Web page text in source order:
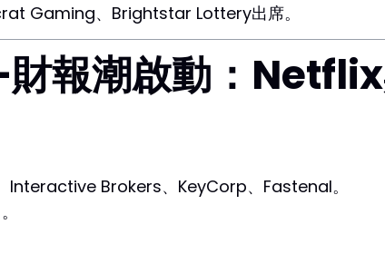
Gaming、Brightstar Lottery出席。
報潮啟動：
Interactive Brokers、KeyCorp、Fastenal。